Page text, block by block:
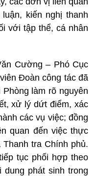
kiến nghị thanh
với tập thể, cá nhân
Cường – Phó Cục
Đoàn công tác đã
làm rõ nguyên
xử lý dứt điểm, xác
các vụ việc; đồng
quan đến việc thực
tra Chính phủ.
tục phối hợp theo
phát sinh trong